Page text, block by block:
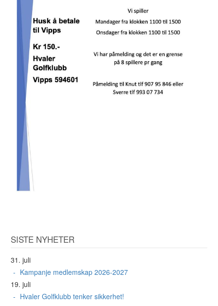
SISTE NYHETER
31. juli
Kampanje medlemskap 2026-2027
19. juli
Hvaler Golfklubb tenker sikkerhet!